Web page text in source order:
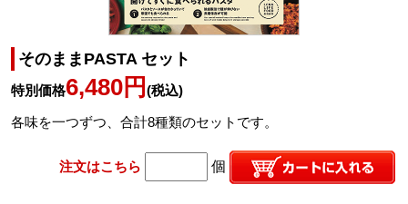
そのままPASTA セット
特別価格6,480円(税込)
各味を一つずつ、合計8種類のセットです。
注文はこちら 個